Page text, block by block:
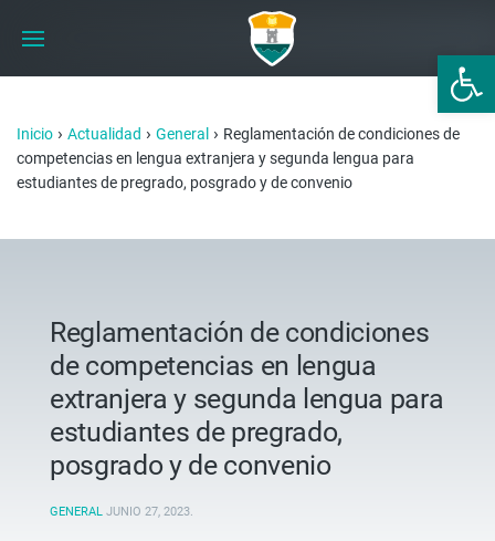
Abrir
Inicio › Actualidad › General › Reglamentación de condiciones de
competencias en lengua extranjera y segunda lengua para
estudiantes de pregrado, posgrado y de convenio
Reglamentación de condiciones
de competencias en lengua
extranjera y segunda lengua para
estudiantes de pregrado,
posgrado y de convenio
GENERAL JUNIO 27, 2023.